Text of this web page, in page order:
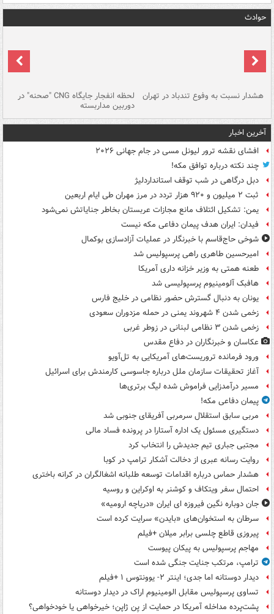
حوادث
هشدار نسبت به وفوع تندباد در تهران لحظه انفجار جایگاه CNG "صحنه" در
دوربین مداربسته
آخرین اخبار
افشای نقشه ترور لیونل مسی در جام جهانی ۲۰۲۶
چند نکته درباره توافق مکه!
دبل درگاهی در شب توقف استانداردلیژ
ثبت ۲ میلیون و ۹۲۰ هزار تردد در مرز مهران طی ایام اربعین
یمن: تشکیل ائتلاف مانع مجازات عربستان بخاطر جنایاتش نمی‌شود
فیدان: ایران هدف پیمان دفاعی مکه نیست
شوخی حاج‌قاسم با خبرنگار در عملیات آزادسازی بوکمال
امیرحسین طاهری راهی پرسپولیس شد
طعنه همتی به وزیر خزانه داری آمریکا
هافبک آلومینیوم پرسپولیسی شد
یونان به دنبال گسترش حضور نظامی در خلیج فارس
زخمی شدن ۴ شهروند یمنی در حمله مزدوران سعودی
زخمی شدن ۳ نظامی لبنانی در زوطر غربی
عکاسان و خبرنگاران در دفاع مقدس
ورود فرمانده تروریست‌های آمریکایی به تل‌آویو
آغاز تحقیقات سازمان ملل درباره جاسوسی کارمندش برای اسرائیل
مسیر درآمدزایی فراموش شده لیگ برتری‌ها
پیمان دفاعی مکه!
مربی سابق استقلال سرمربی آفریقای جنوبی شد
دستگیری مسئول یک اداره آستارا در پرونده فساد مالی
مجتبی جباری تیم جدیدش را انتخاب کرد
روایت رسانه عبری از دخالت آشکار ترامپ در کوبا
هشدار حماس درباره اقدامات توسعه طلبانه اشغالگران در کرانه باختری
احتمال سفر ویتکاف و کوشنر به اوکراین و روسیه
جان دوباره نگین فیروزه ای ایران «دریاچه ارومیه»
سرطان به استخوان‌های «بایدن» سرایت کرده است
پیروزی قاطع چلسی برابر میلان +فیلم
مهاجم پرسپولیس به پیکان پیوست
ترامپ، مرتکب جنایت جنگی شده است
دیدار دوستانه اما جدی؛ اینتر ۲- یوونتوس ۱ +فیلم
تساوی پرسپولیس مقابل الومینیوم اراک در دیدار دوستانه
پشت‌پرده مداخله آمریکا در حمایت از یِن ژاپن؛ خیرخواهی یا خودخواهی؟